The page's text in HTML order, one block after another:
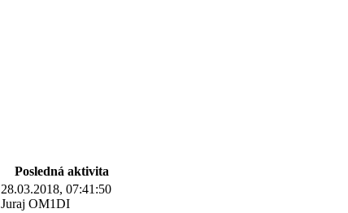
Posledná aktivita
28.03.2018, 07:41:50
Juraj OM1DI